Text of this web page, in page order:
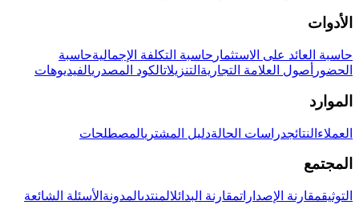
الأدوات
حاسبة العائد على الاستثمار حاسبة التكلفة الإجماليةحاسبة
الحضور أصول العلامة التجارية التنزيلاتالكود المصدريالفيديوهات
الموارد
العملاء النتائجدراسات الحالةدليل المشتريالمصطلحات
المجتمع
التوثيقمقارنة الإصداراتمقارنة البدائلالمنتدىالمدونة الأسئلة الشائعة